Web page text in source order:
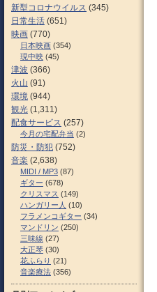
新型コロナウイルス (345)
日常生活 (651)
映画 (770)
日本映画 (354)
現中映 (45)
津波 (366)
火山 (91)
環境 (944)
観光 (1,311)
配食サービス (257)
今月の宅配弁当 (2)
防災・防犯 (752)
音楽 (2,638)
MIDI / MP3 (87)
ギター (678)
クリスマス (149)
ハンガリー人 (10)
フラメンコギター (34)
マンドリン (250)
三味線 (27)
大正琴 (30)
花ふらり (21)
音楽療法 (356)